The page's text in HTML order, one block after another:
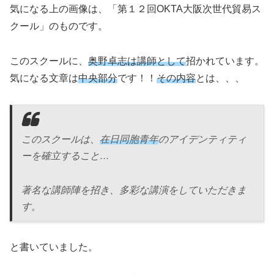
気になる上の画像は、「第１２回OKTA大阪次世代貿易ス
クール」のものです。
このスクールに、 奥野卓志は講師として招かれています。
気になる文章は中央部分です！！ その内容とは、、、
このスクールは、 在日同胞青年のアイデンティティ
ーを確立すること…
著名な講師陣を招き、多彩な講演をしていただきま
す。
と書いていました。